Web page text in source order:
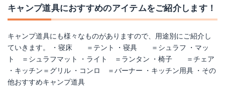
フィールドクッカー PRO.3
Amazonで詳細を見る
コンボダッチデュオ
キャンプ道具におすすめのアイテムをご紹介します！
キャンプ道具にも様々なものがありますので、用途別にご紹介し
ていきます。 ・寝床 ＝テント ・寝具 ＝シュラフ ・マッ
ト ＝シュラフマット ・ライト ＝ランタン ・椅子 ＝チェア
・キッチン＝グリル ・コンロ ＝バーナー ・キッチン用具 ・その
他おすすめキャンプ道具